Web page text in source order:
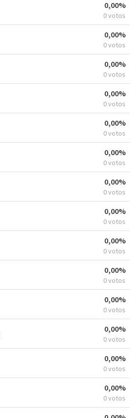
0,00%
0 votos
0,00%
0 votos
0,00%
0 votos
0,00%
0 votos
0,00%
0 votos
0,00%
0 votos
0,00%
0 votos
0,00%
0 votos
0,00%
0 votos
0,00%
0 votos
0,00%
0 votos
0,00%
0 votos
0,00%
0 votos
0,00%
0 votos